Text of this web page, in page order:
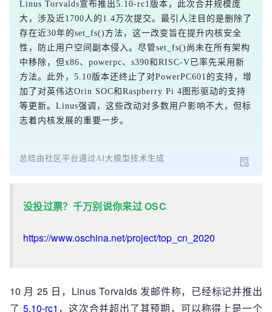
Linus Torvalds宣布推出5.10-rc1版本，此次合并规模庞
大，涉及近1700人的1.4万次提交。最引人注目的是删除了
存在近30年的set_fs()方法，这一改变旨在提升内核安全
性，防止用户空间副本侵入。尽管set_fs()尚未在所有架构
中移除，但x86、powerpc、s390和RISC-V已率先采用新
方法。此外，5.10版本还终止了对PowerPC601的支持，增
加了对英伟达Orin SOC和Raspberry Pi 4图形驱动的支持
等更新。Linus强调，这些改动对多数用户影响不大，但标
志着内核发展的重要一步。
总结由社区平台通过AI大模型技术生成
没投过票？千万别说你来过 OSC
https://www.oschina.net/project/top_cn_2020
10 月 25 日，Linus Torvalds 发邮件称，已经标记并推出
了 5.10-rc1 ，这次合并超出了其预期，可以称得上是一个